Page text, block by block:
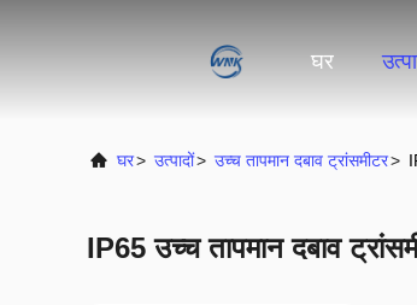
घर
घर> उत्पादों> उच्च तापमान दबाव ट्रांसमीटर>
IP65 उच्च तापमान दबाव